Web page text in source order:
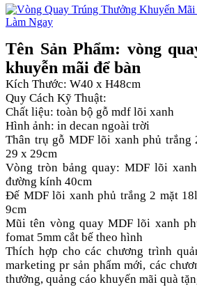
Tên Sản Phẩm: vòng
khuyễn mãi để bàn
Kích Thước: W40 x H48cm
Quy Cách Kỹ Thuật:
Chất liệu: toàn bộ gỗ mdf lõi xanh
Hình ảnh: in decan ngoài trời
Thân trụ gỗ MDF lõi xanh phủ trắng
29 x 29cm
Vòng tròn bảng quay: MDF lõi
đường kính 40cm
Đế MDF lõi xanh phủ trắng 2 mặt
9cm
Mũi tên vòng quay MDF lõi xanh
fomat 5mm cắt bế theo hình
Thích hợp cho các chương trình
marketing pr sản phẩm mới, các
thưởng, quảng cáo khuyến mãi quà